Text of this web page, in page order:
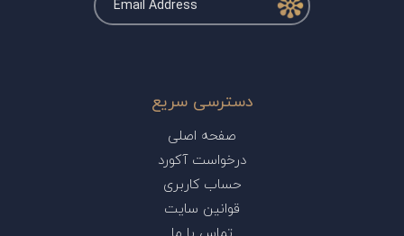
دسترسی سریع
صفحه اصلی
درخواست آکورد
حساب کاربری
قوانین سایت